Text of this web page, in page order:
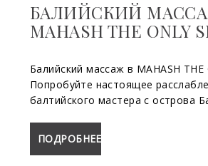
БАЛИЙСКИЙ
MAHASH THE ONLY
Балийский массаж в MAHASH THE
Попробуйте настоящее
балтийского мастера с острова
ПОДРОБНЕЕ